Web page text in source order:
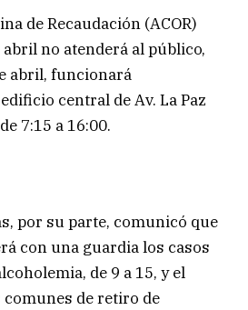
de Recaudación (ACOR)
no atenderá al público,
abril, funcionará
central de Av. La Paz
7:15 a 16:00.
por su parte, comunicó que
con una guardia los casos
de 9 a 15, y el
de retiro de